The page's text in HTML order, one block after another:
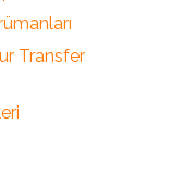
Transfer